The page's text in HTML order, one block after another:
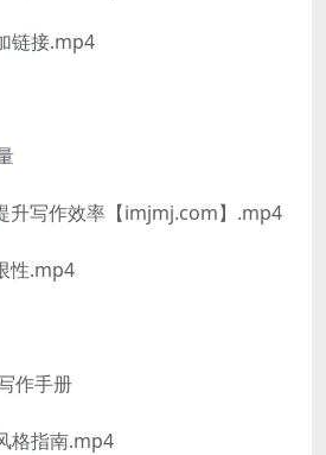
链接.mp4
升写作效率【imjmj.com】.mp4
性.mp4
作手册
格指南.mp4